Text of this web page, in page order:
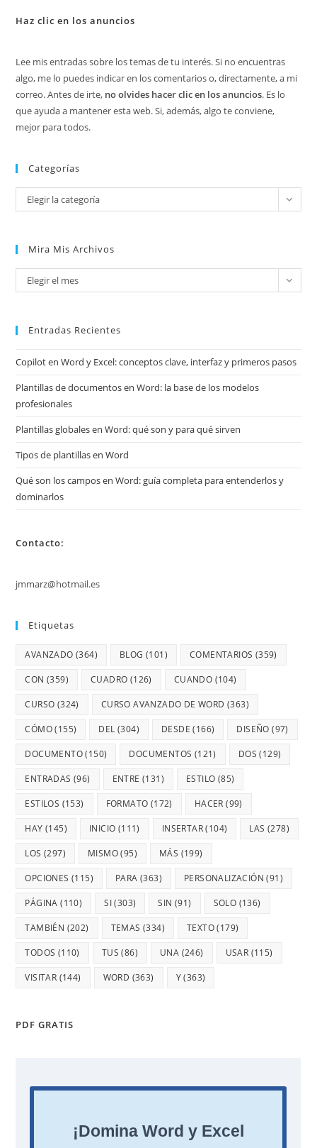
Haz clic en los anuncios
Lee mis entradas sobre los temas de tu interés. Si no encuentras
algo, me lo puedes indicar en los comentarios o, directamente, a mi
correo. Antes de irte, no olvides hacer clic en los anuncios. Es lo
que ayuda a mantener esta web. Si, además, algo te conviene,
mejor para todos.
Categorías
Categorías
Elegir la categoría
Mira Mis Archivos
Mira
mis
Elegir el mes
Entradas Recientes
Copilot en Word y Excel: conceptos clave, interfaz y primeros pasos
Plantillas de documentos en Word: la base de los modelos
profesionales
Plantillas globales en Word: qué son y para qué sirven
Tipos de plantillas en Word
Qué son los campos en Word: guía completa para entenderlos y
dominarlos
Contacto:
jmmarz@hotmail.es
Etiquetas
AVANZADO (364) BLOG (101) COMENTARIOS (359)
CON (359) CUADRO (126) CUANDO (104)
CURSO (324) CURSO AVANZADO DE WORD (363)
CÓMO(155) DEL (304) DESDE (166) DISEÑO (97)
DOCUMENTO(150) DOCUMENTOS (121) DOS (129)
ENTRADAS (96) ENTRE (131) ESTILO (85)
ESTILOS (153) FORMATO (172) HACER (99)
HAY (145) INICIO (111) INSERTAR(104) LAS (278)
LOS (297) MISMO(95) MÁS (199)
OPCIONES (115) PARA (363) PERSONALIZACIÓN (91)
PÁGINA (110) SI(303) SIN (91) SOLO (136)
TAMBIÉN (202) TEMAS (334) TEXTO(179)
TODOS (110) TUS (86) UNA (246) USAR (115)
VISITAR (144) WORD (363) Y(363)
PDF GRATIS